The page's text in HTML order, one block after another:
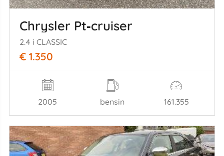
Chrysler Pt‑cruiser
2.4 i CLASSIC
€ 1.350
2005 bensin 161.355